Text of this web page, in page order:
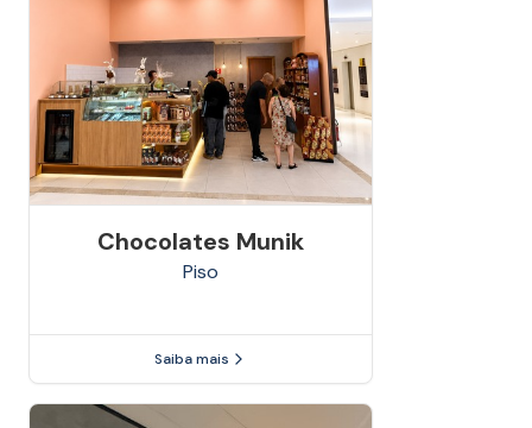
Chocolates Munik
Piso
Saiba mais